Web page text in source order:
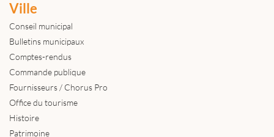
Ville
Conseil municipal
Bulletins municipaux
Comptes-rendus
Commande publique
Fournisseurs / Chorus Pro
Office du tourisme
Histoire
Patrimoine